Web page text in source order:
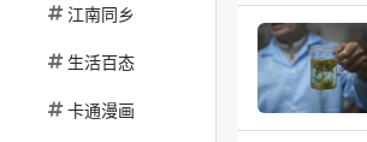
江南同乡
生活百态
卡通漫画